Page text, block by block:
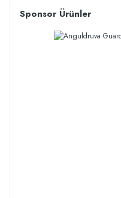
Sponsor Ürünler